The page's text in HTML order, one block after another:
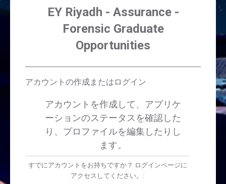
EY Riyadh - Assurance -
Forensic Graduate
Opportunities
アカウントの作成またはログイン
アカウントを作成して、アプリケ
ーションのステータスを確認した
り、プロファイルを編集したりし
ます。
すでにアカウントをお持ちですか？ ログインページに
アクセスしてください。: